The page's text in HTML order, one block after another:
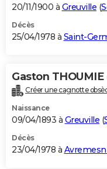
20/11/1900 à Greuville (
Décès
25/04/1978 à Saint-
Gaston THOUMIE
Créer une cagnotte
Naissance
09/04/1893 à Greuville (
Décès
23/04/1978 à